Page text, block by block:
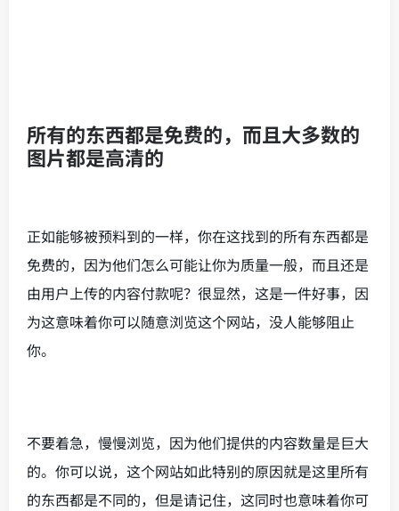
所有的东西都是免费的，而且大多数的
图片都是高清的
正如能够被预料到的一样，你在这找到的所有东西都是
免费的，因为他们怎么可能让你为质量一般，而且还是
由用户上传的内容付款呢？很显然，这是一件好事，因
为这意味着你可以随意浏览这个网站，没人能够阻止
你。
不要着急，慢慢浏览，因为他们提供的内容数量是巨大
的。你可以说，这个网站如此特别的原因就是这里所有
的东西都是不同的，但是请记住，这同时也意味着你可